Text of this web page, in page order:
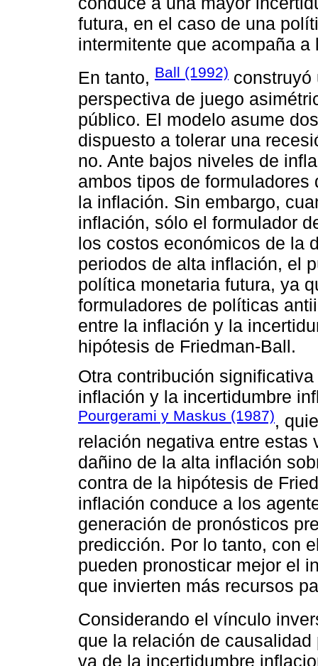
futura, en el caso de una
intermitente que acompaña
En tanto, Ball (1992) construyó
perspectiva de juego
público. El modelo asume
dispuesto a tolerar una
no. Ante bajos niveles de
ambos tipos de
la inflación. Sin embargo,
inflación, sólo el formulador
los costos económicos de la
periodos de alta inflación, el
política monetaria futura, ya
formuladores de políticas
entre la inflación y la
hipótesis de Friedman-Ball.
Otra contribución
inflación y la incertidumbre
Pourgerami y Maskus (1987),
relación negativa entre estas
dañino de la alta inflación
contra de la hipótesis de
inflación conduce a los
generación de pronósticos
predicción. Por lo tanto, con
pueden pronosticar mejor el
que invierten más recursos
Considerando el vínculo
que la relación de
va de la incertidumbre